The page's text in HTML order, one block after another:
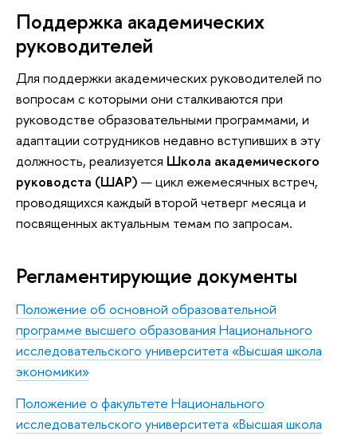
Поддержка академических
руководителей
Для поддержки академических руководителей по
вопросам с которыми они сталкиваются при
руководстве образовательными программами, и
адаптации сотрудников недавно вступивших в эту
должность, реализуется Школа академического
руководста (ШАР) — цикл ежемесячных встреч,
проводящихся каждый второй четверг месяца и
посвященных актуальным темам по запросам.
Регламентирующие документы
Положение об основной образовательной
программе высшего образования Национального
исследовательского университета «Высшая школа
экономики»
Положение о факультете Национального
исследовательского университета «Высшая школа